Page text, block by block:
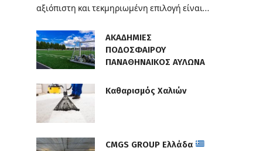
αξιόπιστη και τεκμηριωμένη επιλογή είναι…
ΑΚΑΔΗΜΙΕΣ
ΠΟΔΟΣΦΑΙΡΟΥ
ΠΑΝΑΘΗΝΑΙΚΟΣ ΑΥΛΩΝΑ
Καθαρισμός Χαλιών
CMGS GROUP Ελλάδα